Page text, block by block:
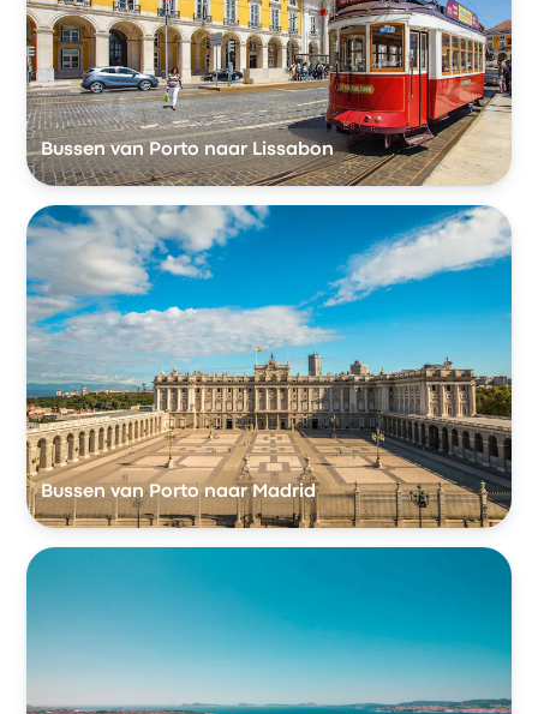
Bussen van Porto naar Lissabon
Bussen van Porto naar Madrid